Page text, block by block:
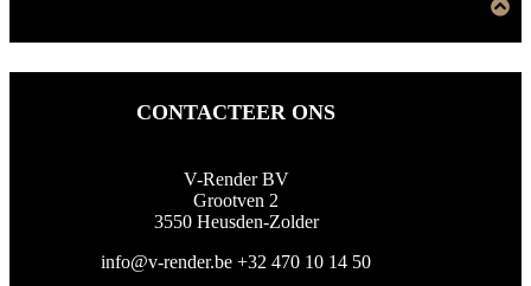
CONTACTEER ONS
V-Render BV
Grootven 2
3550 Heusden-Zolder
info@v-render.be +32 470 10 14 50